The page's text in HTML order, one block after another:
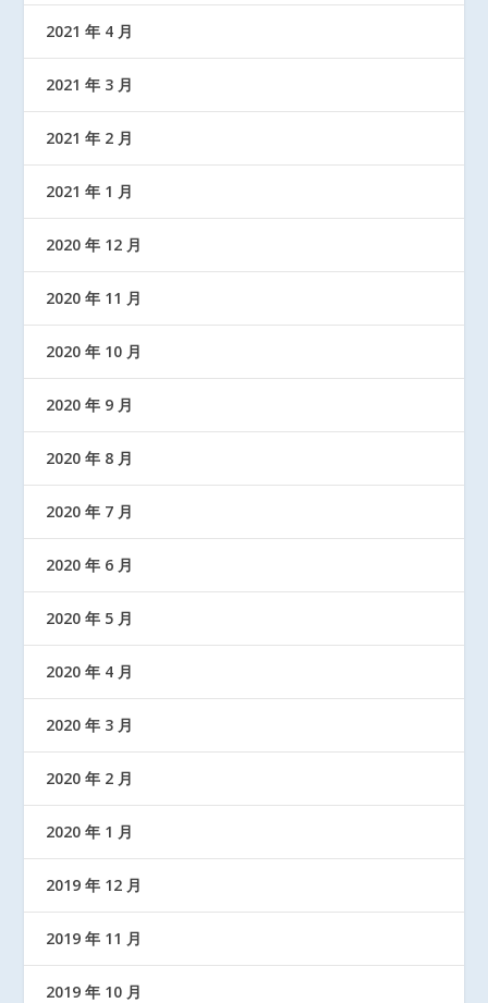
2021 年 4 月
2021 年 3 月
2021 年 2 月
2021 年 1 月
2020 年 12 月
2020 年 11 月
2020 年 10 月
2020 年 9 月
2020 年 8 月
2020 年 7 月
2020 年 6 月
2020 年 5 月
2020 年 4 月
2020 年 3 月
2020 年 2 月
2020 年 1 月
2019 年 12 月
2019 年 11 月
2019 年 10 月